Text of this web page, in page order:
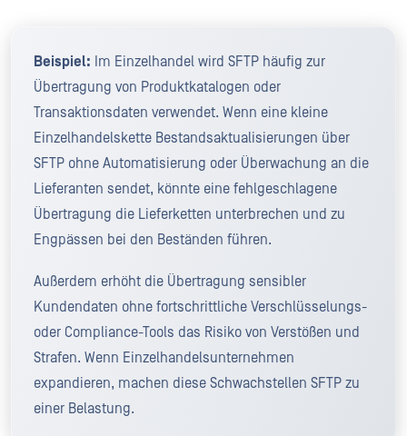
Beispiel: Im Einzelhandel wird SFTP häufig zur
Übertragung von Produktkatalogen oder
Transaktionsdaten verwendet. Wenn eine kleine
Einzelhandelskette Bestandsaktualisierungen über
SFTP ohne Automatisierung oder Überwachung an die
Lieferanten sendet, könnte eine fehlgeschlagene
Übertragung die Lieferketten unterbrechen und zu
Engpässen bei den Beständen führen.
Außerdem erhöht die Übertragung sensibler
Kundendaten ohne fortschrittliche Verschlüsselungs-
oder Compliance-Tools das Risiko von Verstößen und
Strafen. Wenn Einzelhandelsunternehmen
expandieren, machen diese Schwachstellen SFTP zu
einer Belastung.